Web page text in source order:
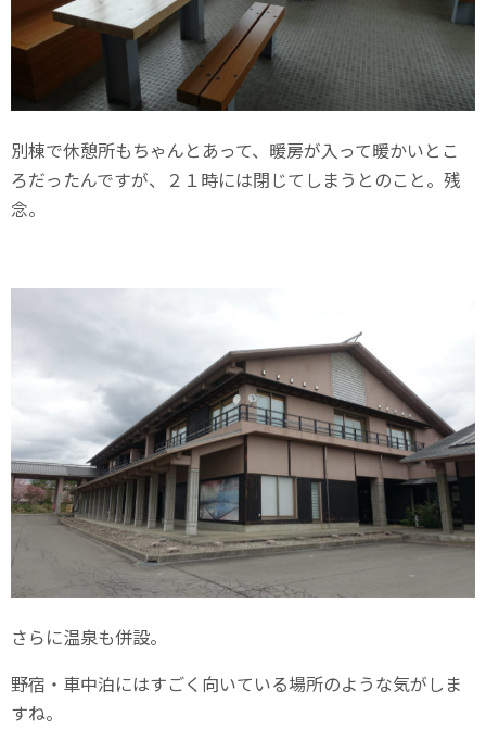
別棟で休憩所もちゃんとあって、暖房が入って暖かいとこ
ろだったんですが、２１時には閉じてしまうとのこと。残
念。
さらに温泉も併設。
野宿・車中泊にはすごく向いている場所のような気がしま
すね。